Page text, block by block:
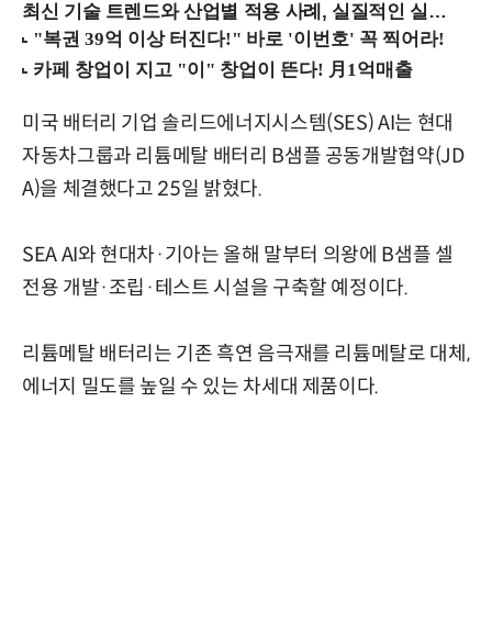
최신 기술 트렌드와 산업별 적용 사례, 실질적인 실행 전략을 공유 (9/18 양재역)
미국 배터리 기업 솔리드에너지시스템(SES) AI는 현대
자동차그룹과 리튬메탈 배터리 B샘플 공동개발협약(JD
A)을 체결했다고 25일 밝혔다.
SEA AI와 현대차·기아는 올해 말부터 의왕에 B샘플 셀
전용 개발·조립·테스트 시설을 구축할 예정이다.
리튬메탈 배터리는 기존 흑연 음극재를 리튬메탈로 대체,
에너지 밀도를 높일 수 있는 차세대 제품이다.